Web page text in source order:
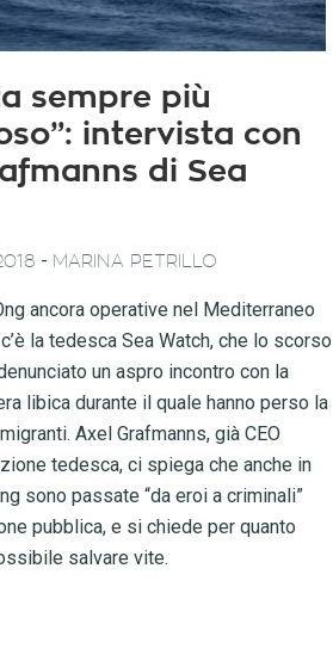
sempre più
intervista con
di Sea
- MARINA PETRILLO
ancora operative nel Mediterraneo
la tedesca Sea Watch, che lo scorso
un aspro incontro con la
libica durante il quale hanno perso la
Axel Grafmanns, già CEO
tedesca, ci spiega che anche in
sono passate “da eroi a criminali”
pubblica, e si chiede per quanto
salvare vite.